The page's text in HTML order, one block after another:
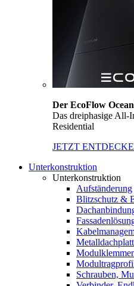
Der EcoFlow
Das dreiphasige All-
Residential
JETZT
Unterkonstruktion
Unterkonstruktion
Aufständerung
Blitzschutz &
Schrauben,